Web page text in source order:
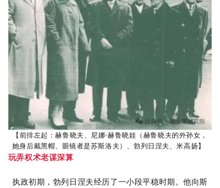
【前排左起：赫鲁晓夫、尼娜·赫鲁晓娃 （赫鲁晓夫的外孙女，
她身后戴黑帽、眼镜者是苏斯洛夫） 、勃列日涅夫、米高扬】
玩弄权术老谋深算
执政初期，勃列日涅夫经历了一小段平稳时期。他向斯